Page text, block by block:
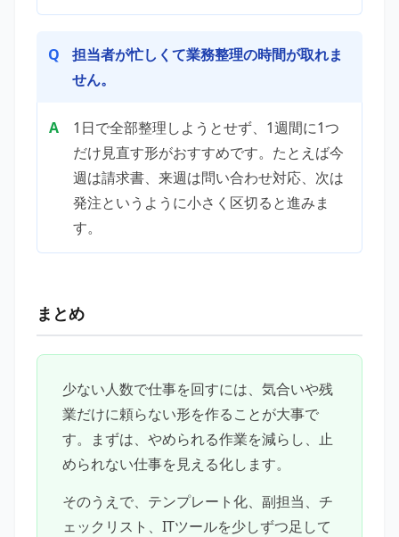
担当者が忙しくて業務整理の時間が取れま
せん。
1日で全部整理しようとせず、1週間に1つ
だけ見直す形がおすすめです。たとえば今
週は請求書、来週は問い合わせ対応、次は
発注というように小さく区切ると進みま
す。
まとめ
少ない人数で仕事を回すには、気合いや残
業だけに頼らない形を作ることが大事で
す。まずは、やめられる作業を減らし、止
められない仕事を見える化します。
そのうえで、テンプレート化、副担当、チ
ェックリスト、ITツールを少しずつ足して